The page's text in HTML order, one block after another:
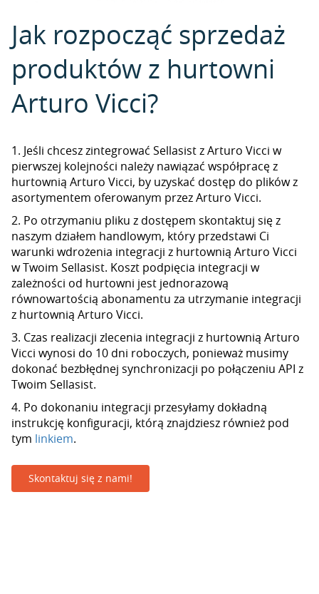
Jak rozpocząć sprzedaż
produktów z hurtowni
Arturo Vicci?
1. Jeśli chcesz zintegrować Sellasist z Arturo Vicci w
pierwszej kolejności należy nawiązać współpracę z
hurtownią Arturo Vicci, by uzyskać dostęp do plików z
asortymentem oferowanym przez Arturo Vicci.
2. Po otrzymaniu pliku z dostępem skontaktuj się z
naszym działem handlowym, który przedstawi Ci
warunki wdrożenia integracji z hurtownią Arturo Vicci
w Twoim Sellasist. Koszt podpięcia integracji w
zależności od hurtowni jest jednorazową
równowartością abonamentu za utrzymanie integracji
z hurtownią Arturo Vicci.
3. Czas realizacji zlecenia integracji z hurtownią Arturo
Vicci wynosi do 10 dni roboczych, ponieważ musimy
dokonać bezbłędnej synchronizacji po połączeniu API z
Twoim Sellasist.
4. Po dokonaniu integracji przesyłamy dokładną
instrukcję konfiguracji, którą znajdziesz również pod
tym linkiem.
Skontaktuj się z nami!